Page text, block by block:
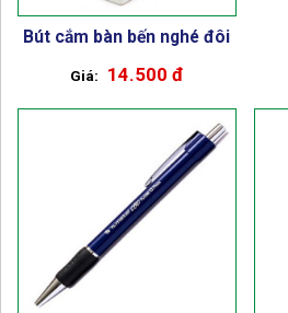
Bút cắm bàn bến nghé đôi
14.500 đ